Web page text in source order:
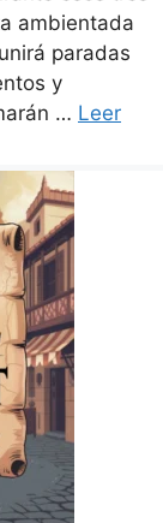
ambientada
paradas
y
… Leer